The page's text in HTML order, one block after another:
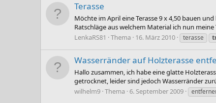
Terasse
Möchte im April eine Terasse 9 x 4,50 bauen
Ratschläge aus welchem Material ich nun
LenkaRS81
Thema 16. März 2010 terasse
Wasserränder auf Holzterasse
Hallo zusammen, ich habe eine glatte
getrocknet, leider sind jedoch Wasserränder
wilhelm9 Thema 6. September 2009